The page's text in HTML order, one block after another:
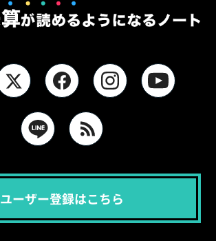
ユーザー登録はこちら